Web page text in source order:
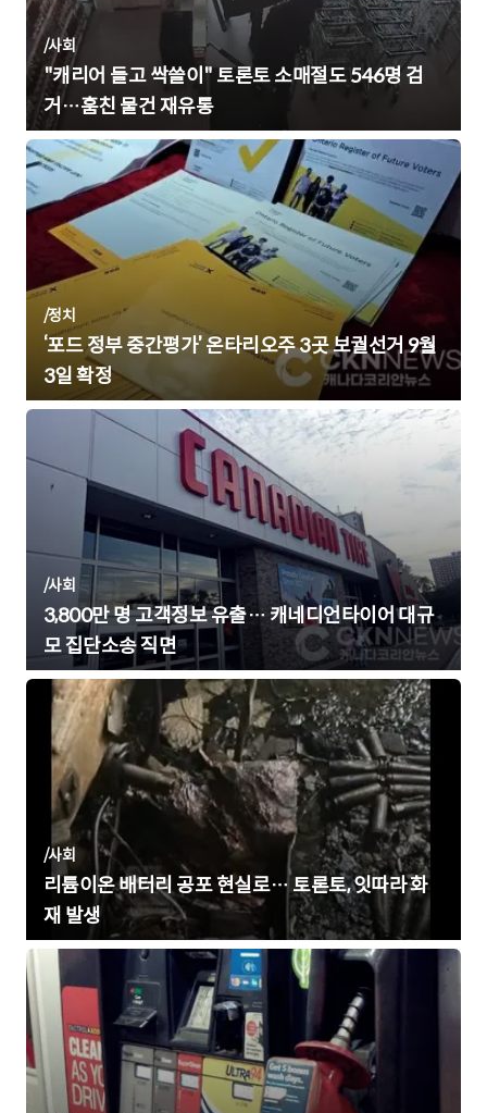
/사회
"캐리어 들고 싹쓸이" 토론토 소매절도 546명 검
거…훔친 물건 재유통
/정치
‘포드 정부 중간평가’ 온타리오주 3곳 보궐선거 9월
3일 확정
/사회
3,800만 명 고객정보 유출… 캐네디언타이어 대규
모 집단소송 직면
/사회
리튬이온 배터리 공포 현실로… 토론토, 잇따라 화
재 발생